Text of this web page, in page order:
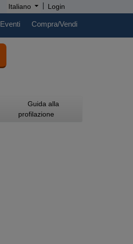
Italiano | Login
Eventi Compra/Vendi
Guida alla
profilazione